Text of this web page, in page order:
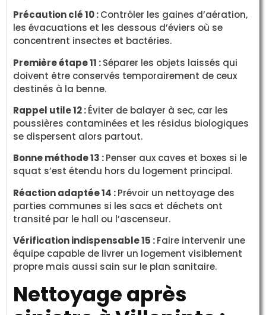
Précaution clé 10 :Contrôler les gaines d’aération,
les évacuations et les dessous d’éviers où se
concentrent insectes et bactéries.
Première étape 11 :Séparer les objets laissés qui
doivent être conservés temporairement de ceux
destinés à la benne.
Rappel utile 12 :Éviter de balayer à sec, car les
poussières contaminées et les résidus biologiques
se dispersent alors partout.
Bonne méthode 13 :Penser aux caves et boxes si le
squat s’est étendu hors du logement principal.
Réaction adaptée 14 :Prévoir un nettoyage des
parties communes si les sacs et déchets ont
transité par le hall ou l’ascenseur.
Vérification indispensable 15 :Faire intervenir une
équipe capable de livrer un logement visiblement
propre mais aussi sain sur le plan sanitaire.
Nettoyage après